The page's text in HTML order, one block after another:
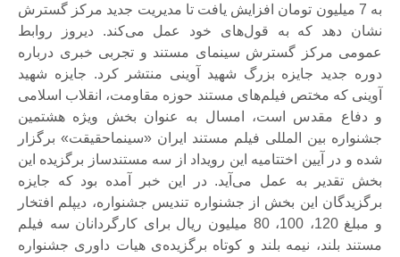
به 7 میلیون تومان افزایش یافت تا مدیریت جدید مرکز گسترش
نشان دهد که به قول‌های خود عمل می‌کند. دیروز روابط
عمومی مرکز گسترش سینمای مستند و تجربی خبری درباره
دوره جدید جایزه بزرگ شهید آوینی منتشر کرد. جایزه شهید
آوینی که مختص فیلم‌های مستند حوزه مقاومت، انقلاب اسلامی
و دفاع مقدس است، امسال به عنوان بخش ویژه هشتمین
جشنواره بین المللی فیلم مستند ایران «سینماحقیقت» برگزار
شده و در آیین اختتامیه این رویداد از سه مستندساز برگزیده این
بخش تقدیر به عمل می‌آید. در این خبر آمده بود که جایزه
برگزیدگان این بخش از جشنواره تندیس جشنواره، دیپلم افتخار
و مبلغ 120، 100، 80 میلیون ریال برای کارگردانان سه فیلم
مستند بلند، نیمه بلند و کوتاه برگزیده‌ی هیات داوری جشنواره